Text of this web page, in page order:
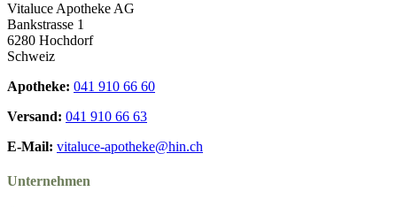
Vitaluce Apotheke AG
Bankstrasse 1
6280 Hochdorf
Schweiz
Apotheke: 041 910 66 60
Versand: 041 910 66 63
E-Mail: vitaluce-apotheke@hin.ch
Unternehmen